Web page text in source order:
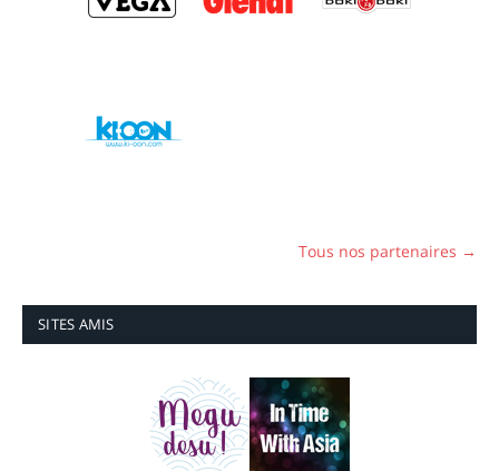
Tous nos partenaires →
SITES AMIS